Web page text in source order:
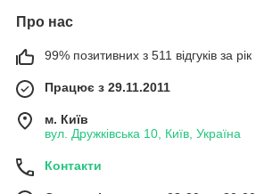
Про нас
99% позитивних з 511 відгуків за рік
Працює з 29.11.2011
м. Київ
вул. Дружківська 10, Київ, Україна
Контакти